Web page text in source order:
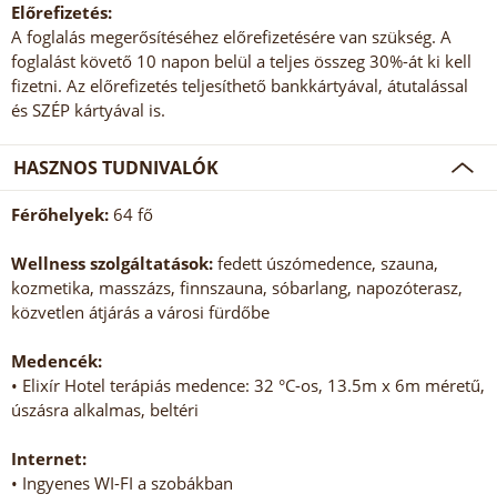
Előrefizetés:
A foglalás megerősítéséhez előrefizetésére van szükség. A
foglalást követő 10 napon belül a teljes összeg 30%-át ki kell
fizetni. Az előrefizetés teljesíthető bankkártyával, átutalással
és SZÉP kártyával is.
HASZNOS TUDNIVALÓK
Férőhelyek: 64 fő
Wellness szolgáltatások: fedett úszómedence, szauna,
kozmetika, masszázs, finnszauna, sóbarlang, napozóterasz,
közvetlen átjárás a városi fürdőbe
Medencék:
• Elixír Hotel terápiás medence: 32 °C-os, 13.5m x 6m méretű,
úszásra alkalmas, beltéri
Internet:
• Ingyenes WI-FI a szobákban